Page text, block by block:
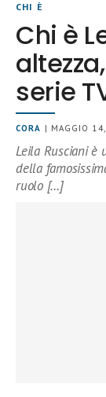
CHI È
Chi è
serie
CORA | MAGGIO
Leila Rusciani è
della
ruolo […]